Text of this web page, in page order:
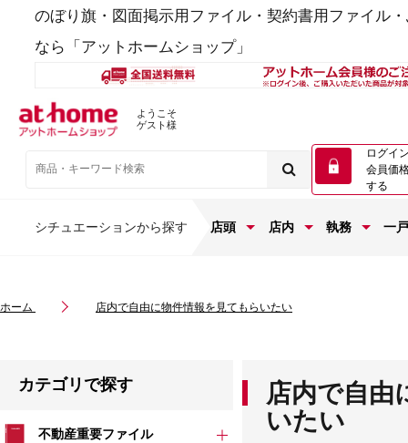
のぼり旗・図面掲示用ファイル・契約書用ファイル
なら「アットホームショップ」
ようこそ
ゲスト様
ログイ
会員価
する
シチュエーションから探す 店頭 店内 執務 一
ホーム 店内で自由に物件情報を見てもらいたい
カテゴリで探す
不動産重要ファイル
店内で自由
いたい